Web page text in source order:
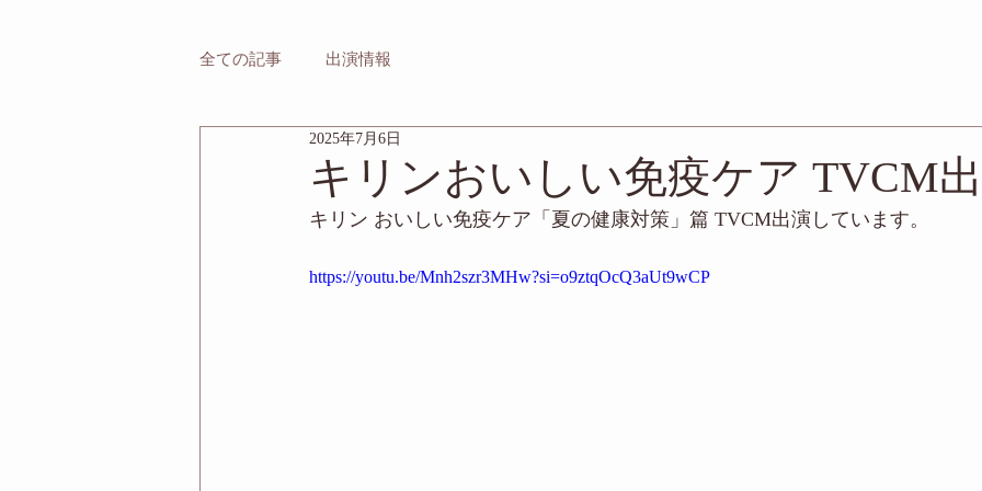
全ての記事 出演情報
キリンおいしい免疫ケア TVCM
2025年7月6日
キリン おいしい免疫ケア「夏の健康対策」篇 TVCM出演しています。
https://youtu.be/Mnh2szr3MHw?si=o9ztqOcQ3aUt9wCP